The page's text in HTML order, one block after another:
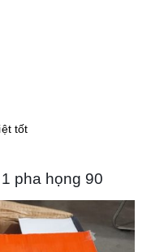
tốt
pha họng 90